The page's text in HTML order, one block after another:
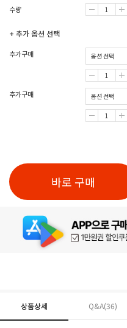
수량
+ 추가 옵션 선택
추가구매
추가구매
바로 구매
상품상세 Q&A(36)